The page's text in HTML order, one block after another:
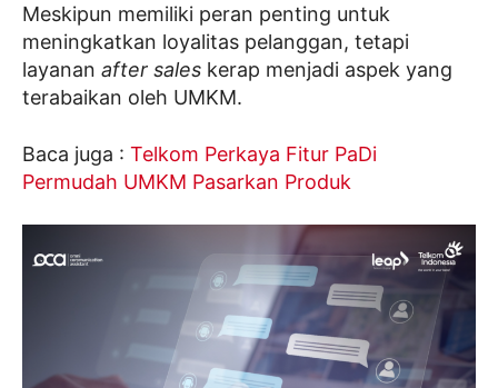
Meskipun memiliki peran penting untuk
meningkatkan loyalitas pelanggan, tetapi
layanan after sales kerap menjadi aspek yang
terabaikan oleh UMKM.
Baca juga : Telkom Perkaya Fitur PaDi
Permudah UMKM Pasarkan Produk